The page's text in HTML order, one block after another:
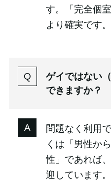
す。「完全個
より確実です。
ゲイではない
できますか？
問題なく利用
くは「男性か
性」であれば
迎しています